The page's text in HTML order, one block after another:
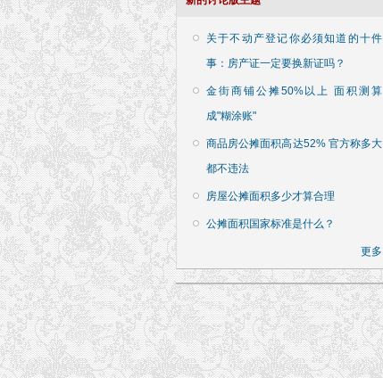
关于不动产登记你必须知道的十件
事：房产证一定要换新证吗？
金街商铺公摊50%以上 面积测算
成"糊涂账"
商品房公摊面积高达52% 官方称多大
都不违法
房屋公摊面积多少才算合理
公摊面积国家标准是什么？
更多